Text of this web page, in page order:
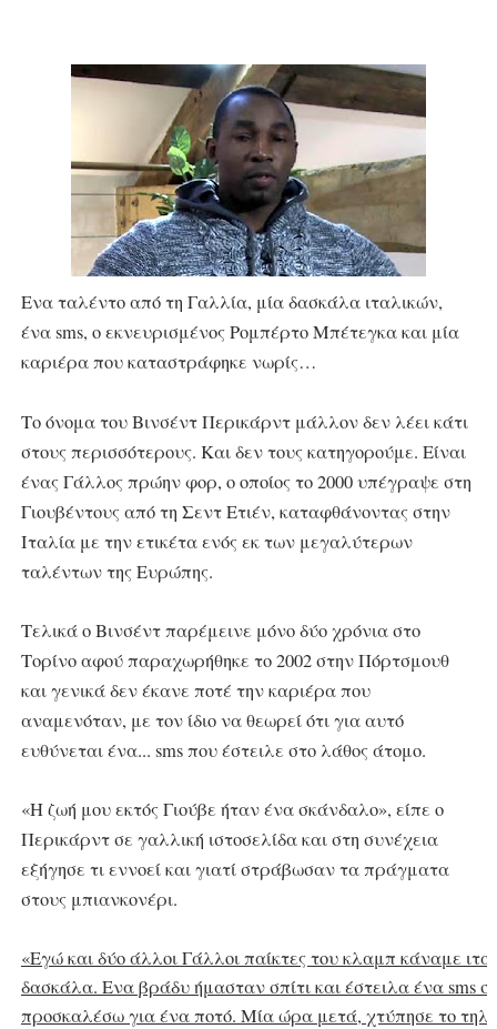
Ενα ταλέντο από τη Γαλλία, μία δασκάλα ιταλικών,
ένα sms, ο εκνευρισμένος Ρομπέρτο Μπέτεγκα και μία
καριέρα που καταστράφηκε νωρίς…
Το όνομα του Βινσέντ Περικάρντ μάλλον δεν λέει κάτι
στους περισσότερους. Και δεν τους κατηγορούμε. Είναι
ένας Γάλλος πρώην φορ, ο οποίος το 2000 υπέγραψε στη
Γιουβέντους από τη Σεντ Ετιέν, καταφθάνοντας στην
Ιταλία με την ετικέτα ενός εκ των μεγαλύτερων
ταλέντων της Ευρώπης.
Τελικά ο Βινσέντ παρέμεινε μόνο δύο χρόνια στο
Τορίνο αφού παραχωρήθηκε το 2002 στην Πόρτσμουθ
και γενικά δεν έκανε ποτέ την καριέρα που
αναμενόταν, με τον ίδιο να θεωρεί ότι για αυτό
ευθύνεται ένα... sms που έστειλε στο λάθος άτομο.
«Η ζωή μου εκτός Γιούβε ήταν ένα σκάνδαλο», είπε ο
Περικάρντ σε γαλλική ιστοσελίδα και στη συνέχεια
εξήγησε τι εννοεί και γιατί στράβωσαν τα πράγματα
στους μπιανκονέρι.
«Εγώ και δύο άλλοι Γάλλοι παίκτες του κλαμπ κάναμε
δασκάλα. Ενα βράδυ ήμασταν σπίτι και έστειλα ένα sms
προσκαλέσω για ένα ποτό. Μία ώρα μετά, χτύπησε το